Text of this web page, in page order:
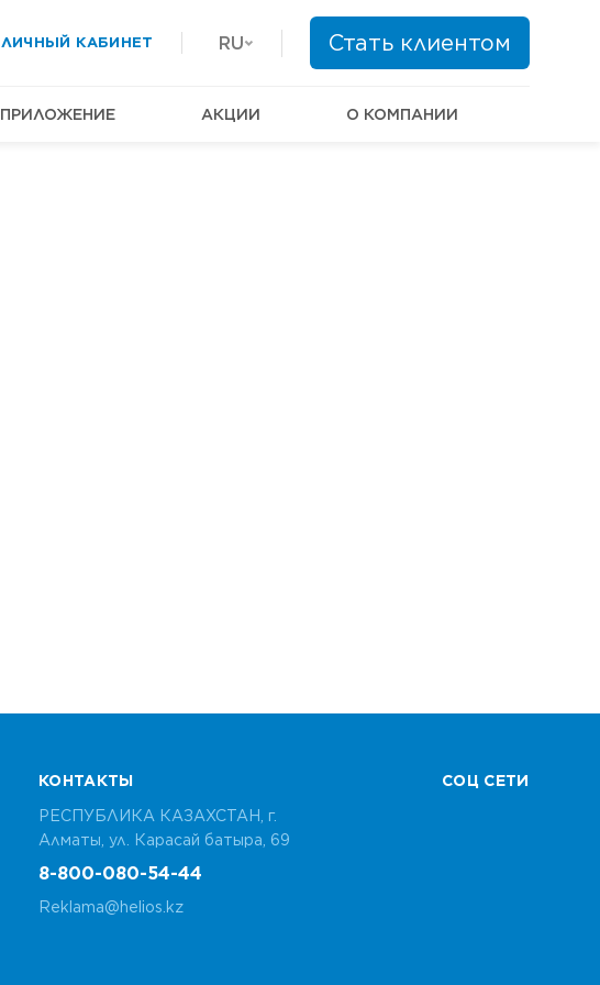
ЛИЧНЫЙ КАБИНЕТ RU Стать клиентом
ПРИЛОЖЕНИЕ АКЦИИ О КОМПАНИИ
КОНТАКТЫ
РЕСПУБЛИКА КАЗАХСТАН, г.
Алматы, ​ул. Карасай батыра, 69
8-800-080-54-44
Reklama@helios.kz
СОЦ СЕТИ